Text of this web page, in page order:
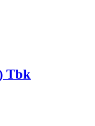
Tbk